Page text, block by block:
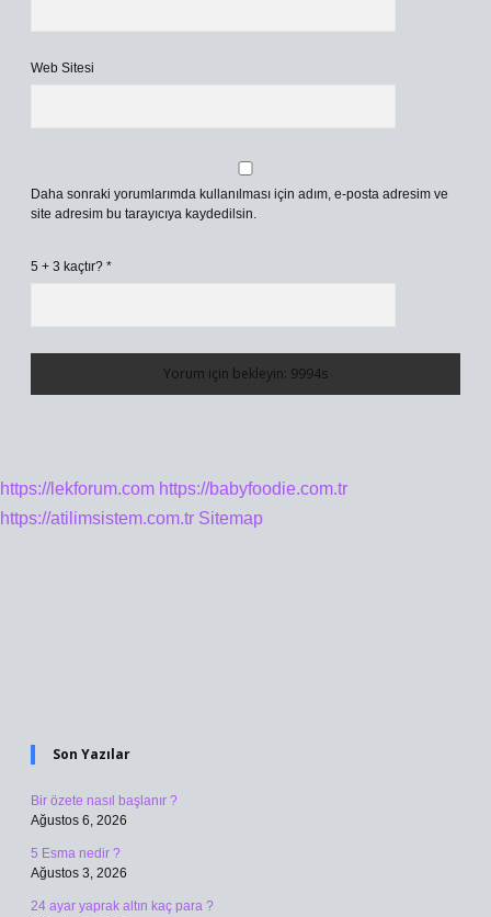
Web Sitesi
Daha sonraki yorumlarımda kullanılması için adım, e-posta adresim ve
site adresim bu tarayıcıya kaydedilsin.
5 + 3 kaçtır? *
https://lekforum.com https://babyfoodie.com.tr
https://atilimsistem.com.tr Sitemap
Son Yazılar
Bir özete nasıl başlanır ?
Ağustos 6, 2026
5 Esma nedir ?
Ağustos 3, 2026
24 ayar yaprak altın kaç para ?